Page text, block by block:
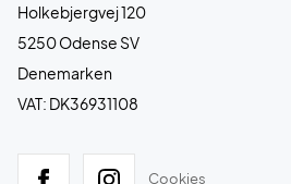
Holkebjergvej 120
5250 Odense SV
Denemarken
VAT: DK36931108
Cookies